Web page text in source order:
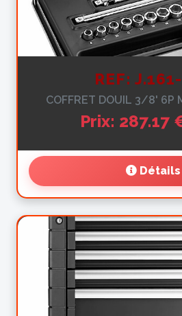
REF:
COFFRET DOUIL 3/8' 6P
Prix: 287.17
Détails